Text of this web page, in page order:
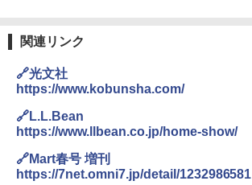
関連リンク
🔗光文社
https://www.kobunsha.com/
🔗L.L.Bean
https://www.llbean.co.jp/home-show/
🔗Mart春号 増刊
https://7net.omni7.jp/detail/1232986581